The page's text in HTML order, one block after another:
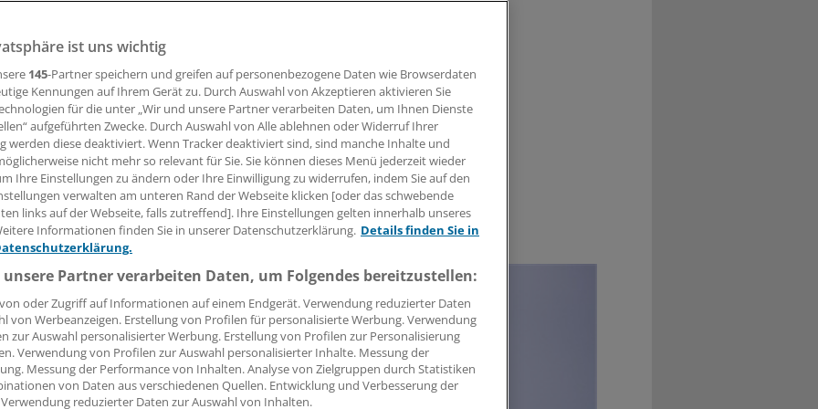
aber auch immer mehr Zweitbewertungen halten den GBA auf
müssen sich aber teils mit sehr differenzierten Bewertungen
Laschet
16:00 Uhr
0
ist uns wichtig
145-Partner speichern und greifen auf personenbezogene Daten wie Browserdaten
Kennungen auf Ihrem Gerät zu. Durch Auswahl von Akzeptieren aktivieren Sie
für die unter „Wir und unsere Partner verarbeiten Daten, um Ihnen Dienste
aufgeführten Zwecke. Durch Auswahl von Alle ablehnen oder Widerruf Ihrer
werden diese deaktiviert. Wenn Tracker deaktiviert sind, sind manche Inhalte und
nicht mehr so relevant für Sie. Sie können dieses Menü jederzeit wieder
Ihre Einstellungen zu ändern oder Ihre Einwilligung zu widerrufen, indem Sie auf den
verwalten am unteren Rand der Webseite klicken [oder das schwebende
links auf der Webseite, falls zutreffend]. Ihre Einstellungen gelten innerhalb unseres
Informationen finden Sie in unserer Datenschutzerklärung. Details finden Sie in
Partner verarbeiten Daten, um Folgendes bereitzustellen:
oder Zugriff auf Informationen auf einem Endgerät. Verwendung reduzierter Daten
von Werbeanzeigen. Erstellung von Profilen für personalisierte Werbung. Verwendung
zur Auswahl personalisierter Werbung. Erstellung von Profilen zur Personalisierung
Verwendung von Profilen zur Auswahl personalisierter Inhalte. Messung der
Messung der Performance von Inhalten. Analyse von Zielgruppen durch Statistiken
von Daten aus verschiedenen Quellen. Entwicklung und Verbesserung der
reduzierter Daten zur Auswahl von Inhalten.